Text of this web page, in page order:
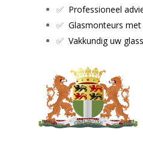
✅ Professioneel
✅ Glasmonteurs
✅ Vakkundig uw